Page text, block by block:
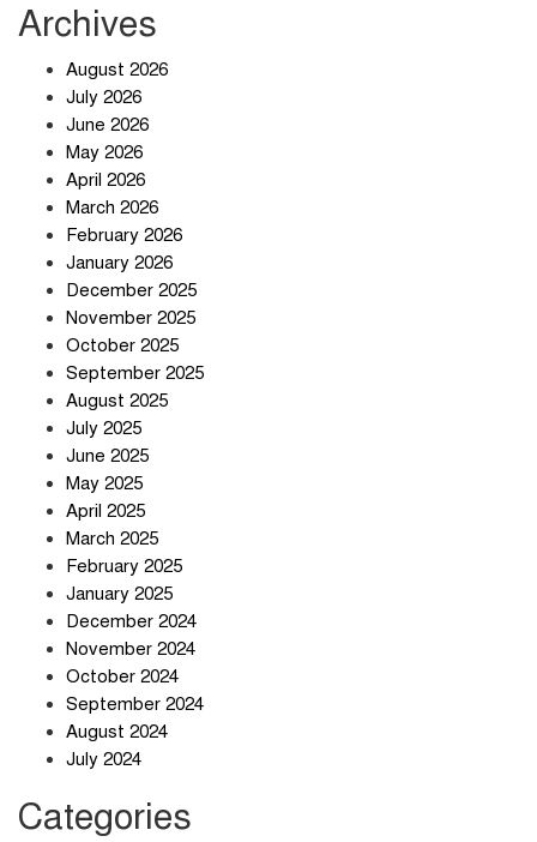
Archives
August 2026
July 2026
June 2026
May 2026
April 2026
March 2026
February 2026
January 2026
December 2025
November 2025
October 2025
September 2025
August 2025
July 2025
June 2025
May 2025
April 2025
March 2025
February 2025
January 2025
December 2024
November 2024
October 2024
September 2024
August 2024
July 2024
Categories